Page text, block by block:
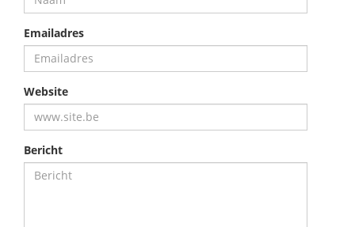
Emailadres
Website
Bericht